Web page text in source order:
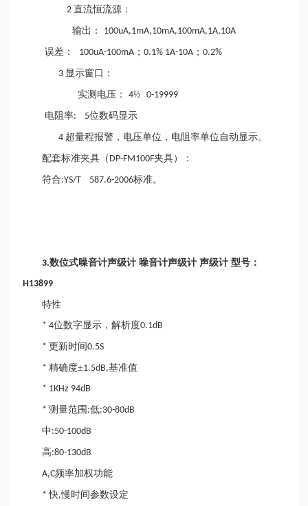
2 直流恒流源：
输出：
100uA,1mA,10mA,100mA,1A,10A
误差：
100uA-100mA ；0.1% 1A-10A ；0.2%
3 显示窗口：
实测电压： 4½0-19999
电阻率: 5位数码显示
4 超量程报警，电压单位，电阻率单位自动显示。
配套标准夹具（ DP-FM100F夹具）：
符合:YS/T 587.6-2006标准。
3.数位式噪音计声级计 噪音计声级计 声级计 型号：
H13899
特性
* 4位数字显示，解析度0.1dB
* 更新时间0.5S
*精确度±1.5dB,基准值
* 1KHz 94dB
*测量范围 :低:30-80dB
中 :50-100dB
高:80-130dB
A,C频率加权功能
*快,慢时间参数设定